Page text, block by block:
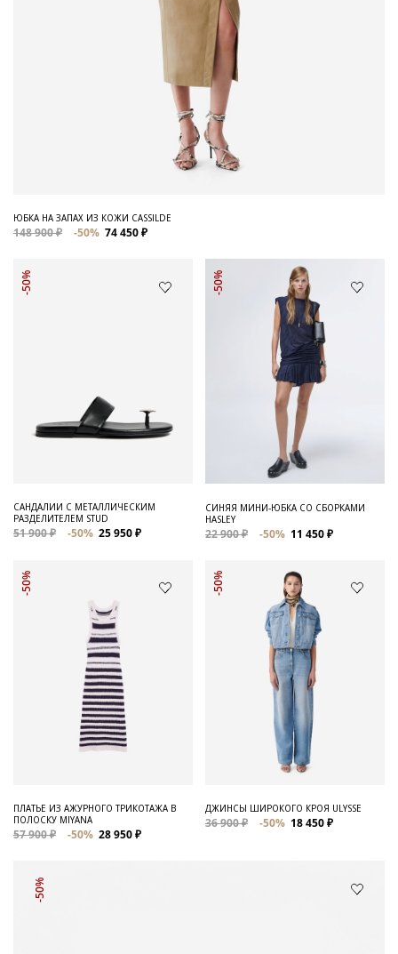
ЮБКА НА ЗАПАХ ИЗ КОЖИ CASSILDE
148 900 ₽ -50% 74 450 ₽
-50%
САНДАЛИИ С МЕТАЛЛИЧЕСКИМ
РАЗДЕЛИТЕЛЕМ STUD
51 900 ₽ -50% 25 950 ₽
-50%
СИНЯЯ МИНИ-ЮБКА СО СБОРКАМИ
HASLEY
22 900 ₽ -50% 11 450 ₽
-50%
ПЛАТЬЕ ИЗ АЖУРНОГО ТРИКОТАЖА В
ПОЛОСКУ MIYANA
57 900 ₽ -50% 28 950 ₽
-50%
ДЖИНСЫ ШИРОКОГО КРОЯ ULYSSE
36 900 ₽ -50% 18 450 ₽
-50%